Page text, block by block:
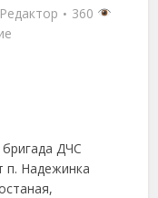
Редактор
360
бригада ДЧС
п. Надежинка